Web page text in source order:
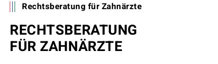
Rechtsberatung für Zahnärzte
RECHTSBERATUNG
FÜR ZAHNÄRZTE